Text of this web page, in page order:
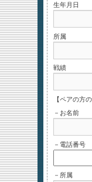
生年月日
所属
戦績
【ペアの方の
－お名前
－電話番号
－所属